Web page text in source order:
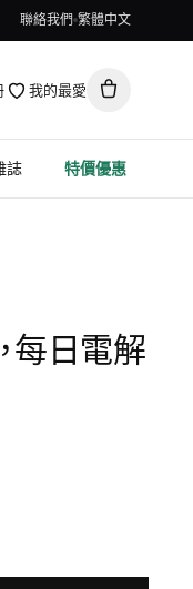
聯絡我們 繁體中文
我的最愛
誌 特價優惠
每日電解